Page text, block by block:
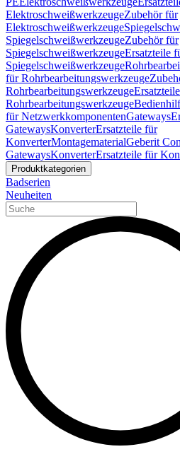
ElektroschweißwerkzeugeZubehör für
Elektroschweißwerkzeuge
SpiegelschweißwerkzeugeZubehör für
SpiegelschweißwerkzeugeErsatzteile
Spiegelschweißwerkzeuge
für Rohrbearbeitungswerkzeuge
Rohrbearbeitungswerkzeuge
Rohrbearbeitungswerkzeuge
für NetzwerkkomponentenGateways
GatewaysKonverterErsatzteile für
KonverterMontagematerialGeberit
GatewaysKonverterErsatzteile für
Produktkategorien
Badserien
Neuheiten